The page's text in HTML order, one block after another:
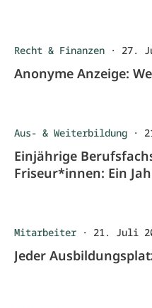
Recht & Finanzen · 27.
Anonyme Anzeige:
Aus- & Weiterbildung ·
Einjährige
Friseur*innen: Ein
Mitarbeiter · 21. Juli
Jeder